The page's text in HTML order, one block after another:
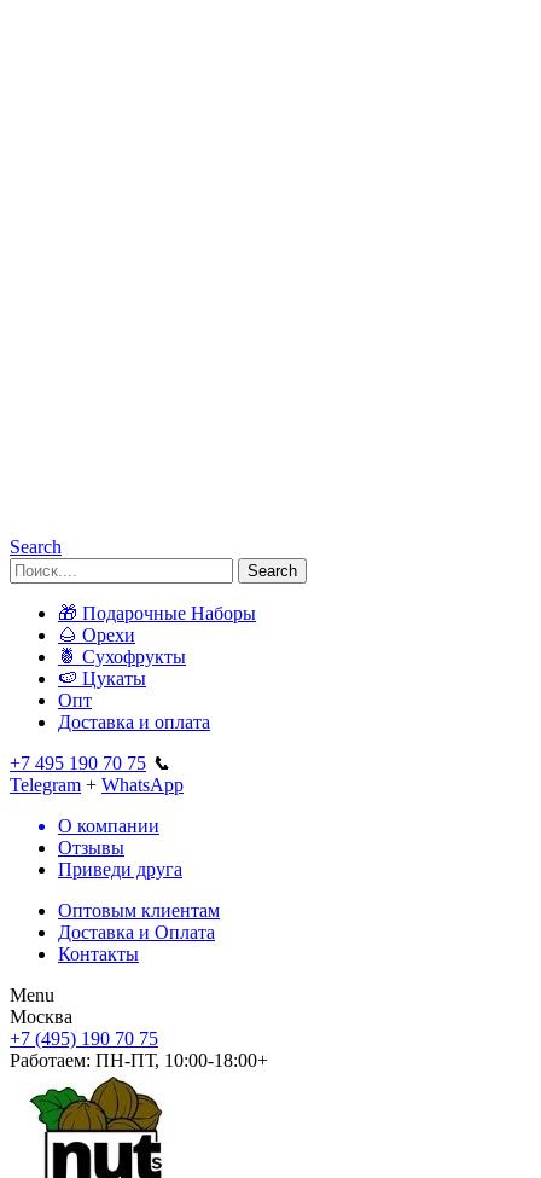
Search
Search
🎁 Подарочные Наборы
🌰 Орехи
🍍 Сухофрукты
🍉 Цукаты
Опт
Доставка и оплата
+7 495 190 70 75 📞
Telegram + WhatsApp
О компании
Отзывы
Приведи друга
Оптовым клиентам
Доставка и Оплата
Контакты
Menu
Москва
+7 (495) 190 70 75
Работаем: ПН-ПТ, 10:00-18:00+